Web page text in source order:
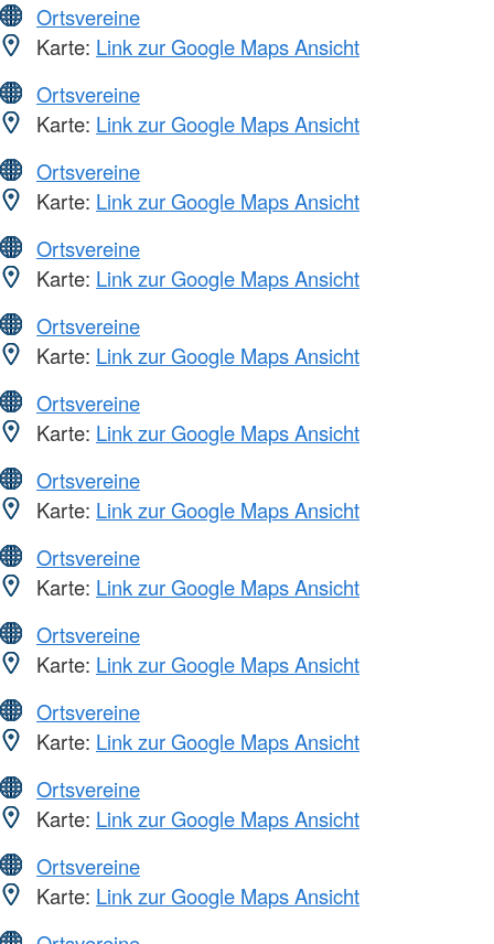
Ortsvereine
Karte: Link zur Google Maps Ansicht
Ortsvereine
Karte: Link zur Google Maps Ansicht
Ortsvereine
Karte: Link zur Google Maps Ansicht
Ortsvereine
Karte: Link zur Google Maps Ansicht
Ortsvereine
Karte: Link zur Google Maps Ansicht
Ortsvereine
Karte: Link zur Google Maps Ansicht
Ortsvereine
Karte: Link zur Google Maps Ansicht
Ortsvereine
Karte: Link zur Google Maps Ansicht
Ortsvereine
Karte: Link zur Google Maps Ansicht
Ortsvereine
Karte: Link zur Google Maps Ansicht
Ortsvereine
Karte: Link zur Google Maps Ansicht
Ortsvereine
Karte: Link zur Google Maps Ansicht